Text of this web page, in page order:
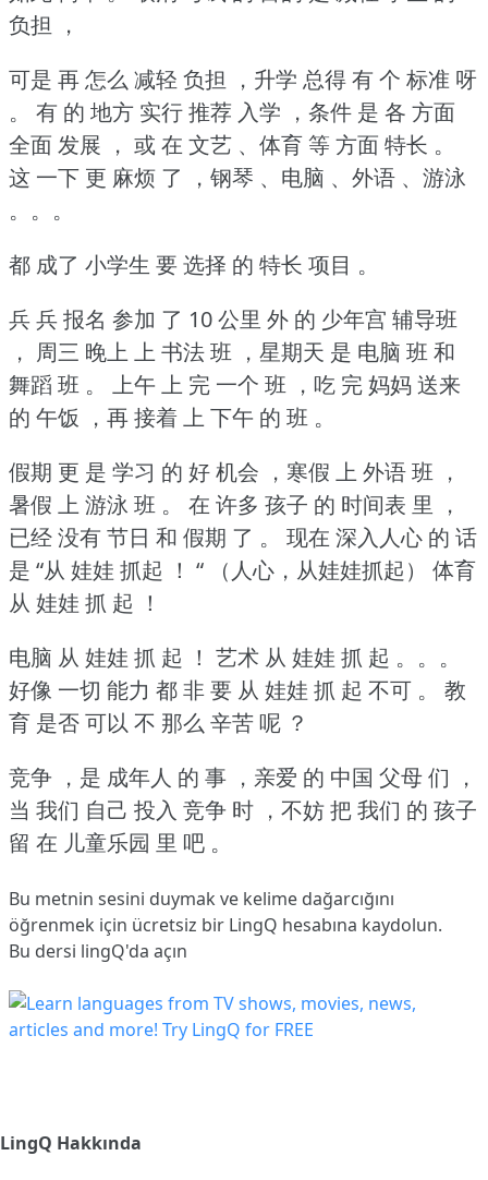
负担 ，
可是 再 怎么 减轻 负担 ，升学 总得 有 个 标准 呀
。
有 的 地方 实行 推荐 入学 ，条件 是 各 方面
全面 发展 ， 或 在 文艺 、体育 等 方面 特长 。
这 一下 更 麻烦 了 ，钢琴 、电脑 、外语 、游泳
。。。
都 成了 小学生 要 选择 的 特长 项目 。
兵 兵 报名 参加 了 10 公里 外 的 少年宫 辅导班
， 周三 晚上 上 书法 班 ，星期天 是 电脑 班 和
舞蹈 班 。
上午 上 完 一个 班 ，吃 完 妈妈 送来
的 午饭 ，再 接着 上 下午 的 班 。
假期 更 是 学习 的 好 机会 ，寒假 上 外语 班 ，
暑假 上 游泳 班 。
在 许多 孩子 的 时间表 里 ，
已经 没有 节日 和 假期 了 。
现在 深入人心 的 话
是 “从 娃娃 抓起 ！ “ （人心，从娃娃抓起）
体育
从 娃娃 抓 起 ！
电脑 从 娃娃 抓 起 ！ 艺术 从 娃娃 抓 起 。。。
好像 一切 能力 都 非 要 从 娃娃 抓 起 不可 。
教
育 是否 可以 不 那么 辛苦 呢 ？
竞争 ，是 成年人 的 事 ，亲爱 的 中国 父母 们 ，
当 我们 自己 投入 竞争 时 ，不妨 把 我们 的 孩子
留 在 儿童乐园 里 吧 。
Bu metnin sesini duymak ve kelime dağarcığını
öğrenmek için ücretsiz bir LingQ hesabına kaydolun.
Bu dersi lingQ'da açın
LingQ Hakkında